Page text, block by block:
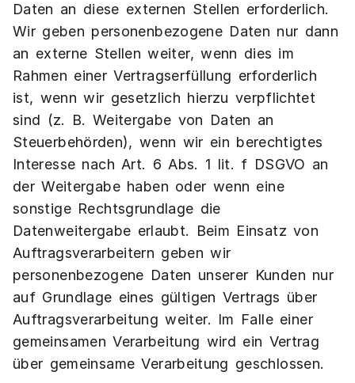
Daten an diese externen Stellen erforderlich.
Wir geben personenbezogene Daten nur dann
an externe Stellen weiter, wenn dies im
Rahmen einer Vertragserfüllung erforderlich
ist, wenn wir gesetzlich hierzu verpflichtet
sind (z. B. Weitergabe von Daten an
Steuerbehörden), wenn wir ein berechtigtes
Interesse nach Art. 6 Abs. 1 lit. f DSGVO an
der Weitergabe haben oder wenn eine
sonstige Rechtsgrundlage die
Datenweitergabe erlaubt. Beim Einsatz von
Auftragsverarbeitern geben wir
personenbezogene Daten unserer Kunden nur
auf Grundlage eines gültigen Vertrags über
Auftragsverarbeitung weiter. Im Falle einer
gemeinsamen Verarbeitung wird ein Vertrag
über gemeinsame Verarbeitung geschlossen.